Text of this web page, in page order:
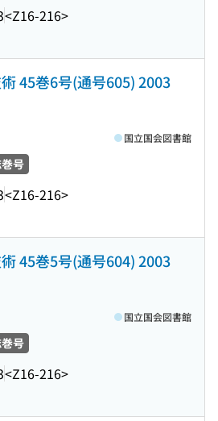
<Z16-216>
45巻6号(通号605) 2003
号
<Z16-216>
国立国会図書館
45巻5号(通号604) 2003
号
<Z16-216>
国立国会図書館